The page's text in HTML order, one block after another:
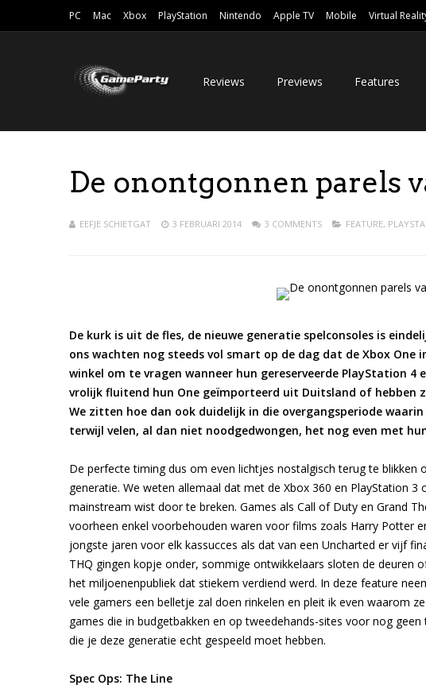
PC Mac Xbox PlayStation Nintendo Apple TV Mobile Virtual
Reviews Previews Features
De onontgonnen parels
EEFJE SCHIETGAT 3 FEBRUARI 2014 3 COMMENTS FEATURE,
De kurk is uit de fles, de nieuwe generatie spelconsoles is
ons wachten nog steeds vol smart op de dag dat de Xbox One
winkel om te vragen wanneer hun gereserveerde PlayStation 4
vrolijk fluitend hun One geïmporteerd uit Duitsland of hebben
We zitten hoe dan ook duidelijk in die overgangsperiode
terwijl velen, al dan niet noodgedwongen, het nog even met
De perfecte timing dus om even lichtjes nostalgisch terug te blikken
generatie. We weten allemaal dat met de Xbox 360 en PlayStation
mainstream wist door te breken. Games als Call of Duty en Grand
voorheen enkel voorbehouden waren voor films zoals Harry Potter
jongste jaren voor elk kassucces als dat van een Uncharted er vijf
THQ gingen kopje onder, sommige ontwikkelaars sloten de deuren
het miljoenenpubliek dat stiekem verdiend werd. In deze feature
vele gamers een belletje zal doen rinkelen en pleit ik even waarom
games die in budgetbakken en op tweedehands-sites voor nog
die je deze generatie echt gespeeld moet hebben.
Spec Ops: The Line